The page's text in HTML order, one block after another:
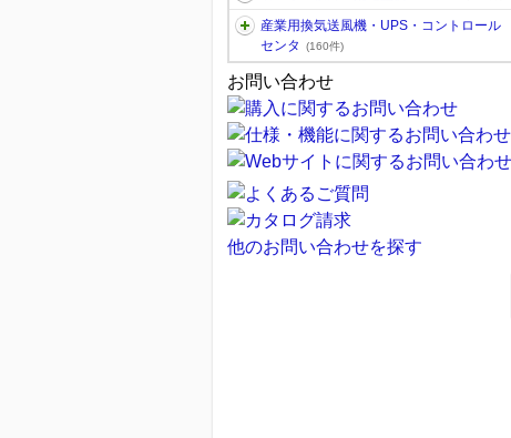
産業用換気送風機・UPS・コントロール
センタ
(160件)
お問い合わせ
他のお問い合わせを探す